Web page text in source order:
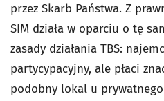
przez Skarb Państwa. Z
SIM działa w oparciu o tę
zasady działania TBS:
partycypacyjny, ale płaci
podobny lokal u